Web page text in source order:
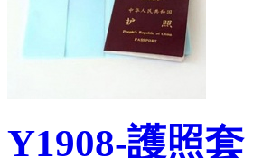
Y1908-護照套